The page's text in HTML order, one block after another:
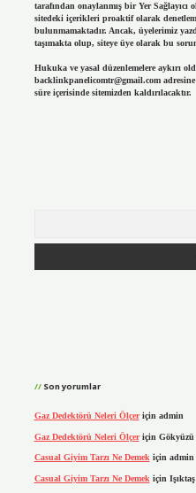
tarafından onaylanmış bir Yer
sitedeki içerikleri proaktif olarak
bulunmamaktadır. Ancak, üyelerimiz
taşımakta olup, siteye üye olarak bu
Hukuka ve yasal düzenlemelere aykırı
backlinkpanelicomtr@gmail.com
süre içerisinde sitemizden kaldırılacaktır.
Son yorumlar
Gaz Dedektörü Neleri Ölçeriçin admin
Gaz Dedektörü Neleri Ölçeriçin Gökyüzü
Casual Giyim Tarzı Ne Demekiçin admin
Casual Giyim Tarzı Ne Demek için Işıktaş